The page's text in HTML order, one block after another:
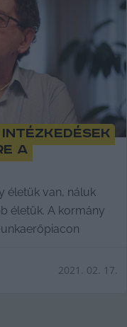
a
életük van, náluk
életük. A kormány
2021. 02. 17.